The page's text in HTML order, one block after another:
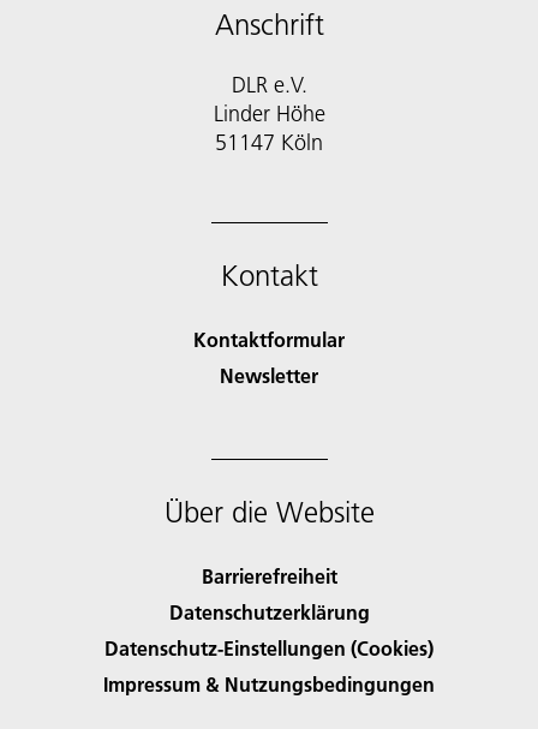
Anschrift
DLR e.V.
Linder Höhe
51147 Köln
Kontakt
Kontaktformular
Newsletter
Über die Website
Barrierefreiheit
Datenschutzerklärung
Datenschutz-Einstellungen (Cookies)
Impressum & Nutzungsbedingungen